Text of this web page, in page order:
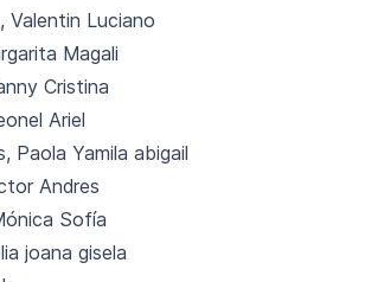
Valentin Luciano
Magali
Cristina
Ariel
Paola Yamila abigail
Andres
Sofía
joana gisela